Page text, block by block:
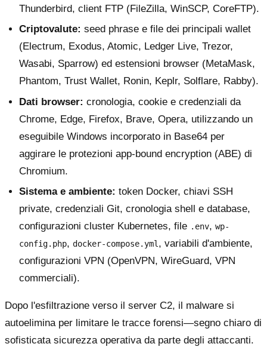
Thunderbird, client FTP (FileZilla, WinSCP, CoreFTP).
Criptovalute: seed phrase e file dei principali wallet
(Electrum, Exodus, Atomic, Ledger Live, Trezor,
Wasabi, Sparrow) ed estensioni browser (MetaMask,
Phantom, Trust Wallet, Ronin, Keplr, Solflare, Rabby).
Dati browser: cronologia, cookie e credenziali da
Chrome, Edge, Firefox, Brave, Opera, utilizzando un
eseguibile Windows incorporato in Base64 per
aggirare le protezioni app-bound encryption (ABE) di
Chromium.
Sistema e ambiente: token Docker, chiavi SSH
private, credenziali Git, cronologia shell e database,
configurazioni cluster Kubernetes, file .env, wp-
config.php, docker-compose.yml, variabili d'ambiente,
configurazioni VPN (OpenVPN, WireGuard, VPN
commerciali).
Dopo l'esfiltrazione verso il server C2, il malware si
autoelimina per limitare le tracce forensi—segno chiaro di
sofisticata sicurezza operativa da parte degli attaccanti.